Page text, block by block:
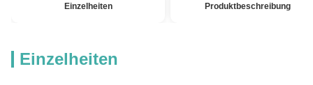
Einzelheiten Produktbeschreibung
Einzelheiten